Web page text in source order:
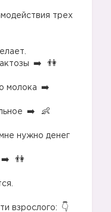
трех
молока
нужно денег
взрослого: